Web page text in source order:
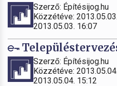
Szerző: Építésijog.hu
Közzétéve:
2013.05.03. 16:07
Szerző: Építésijog.hu
Közzétéve:
2013.05.04. 15:12